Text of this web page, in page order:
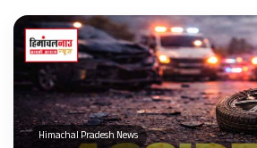
Himachal Pradesh News